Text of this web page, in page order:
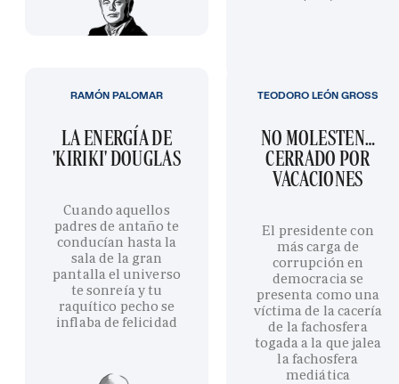
LA ENERGÍA DE
'KIRIKI' DOUGLAS
Cuando aquellos
padres de antaño te
conducían hasta la
sala de la gran
pantalla el universo
te sonreía y tu
raquítico pecho se
inflaba de felicidad
RAMÓN PALOMAR
NO MOLESTEN…
CERRADO POR
VACACIONES
El presidente con
más carga de
corrupción en
democracia se
presenta como una
víctima de la cacería
de la fachosfera
togada a la que jalea
la fachosfera
mediática
TEODORO LEÓN GROSS